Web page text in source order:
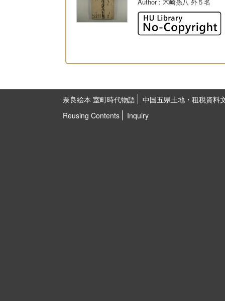
Author: 木崎孫八 外５名
奈良絵本 室町時代物語
中国五県土地・租税資料
Reusing Contents
Inquiry